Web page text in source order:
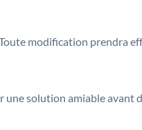
modification prendra
une solution amiable